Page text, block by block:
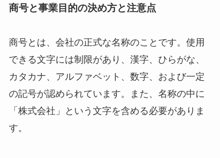
商号と事業目的の決め方と注意点
商号とは、会社の正式な名称のことです。使用
できる文字には制限があり、漢字、ひらがな、
カタカナ、アルファベット、数字、および一定
の記号が認められています。また、名称の中に
「株式会社」という文字を含める必要がありま
す。